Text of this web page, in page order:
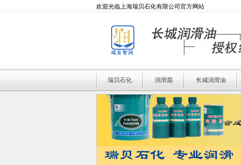
欢迎光临上海瑞贝石化有限公司官方网站
瑞贝石化 润滑脂 长城润滑油